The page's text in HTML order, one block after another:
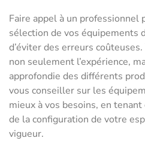
Faire appel à un professionnel
sélection de vos équipements
d’éviter des erreurs
non seulement l’expérience,
approfondie des différents
vous conseiller sur les
mieux à vos besoins, en
de la configuration de votre
vigueur.